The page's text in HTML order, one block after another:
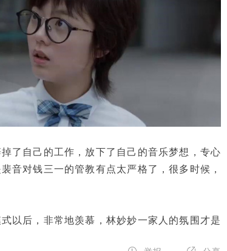
了自己的工作，放下了自己的音乐梦想，专心
音对钱三一的管教有点太严格了，很多时候，
以后，非常地羡慕，林妙妙一家人的氛围才是